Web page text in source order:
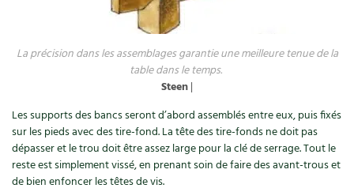
Secrets d’abonné
BD : La folle histoire des plantes
La précision dans les assemblages garantie une meilleure tenue de la
table dans le temps.
Steen|
Les supports des bancs seront d’abord assemblés entre eux, puis fixés
sur les pieds avec des tire-fond. La tête des tire-fonds ne doit pas
dépasser et le trou doit être assez large pour la clé de serrage. Tout le
reste est simplement vissé, en prenant soin de faire des avant-trous et
de bien enfoncer les têtes de vis.